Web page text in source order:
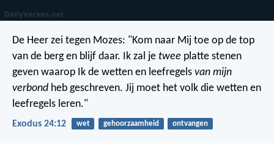
De Heer zei tegen Mozes: "Kom naar Mij toe op de top
van de berg en blijf daar. Ik zal je twee platte stenen
geven waarop Ik de wetten en leefregels van mijn
verbond heb geschreven. Jij moet het volk die wetten en
leefregels leren."
Exodus 24:12 wet gehoorzaamheid ontvangen